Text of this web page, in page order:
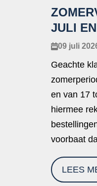
JULI
09 juli
Geachte
en van 17
hiermee
voorbaat
LEES